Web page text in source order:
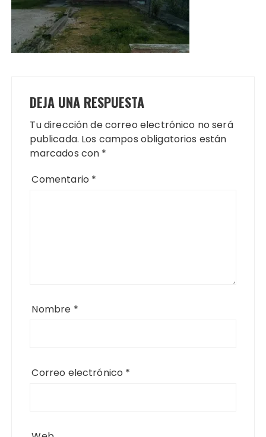
DEJA UNA RESPUESTA
Tu dirección de correo electrónico no será
publicada. Los campos obligatorios están
marcados con *
Comentario *
Nombre *
Correo electrónico *